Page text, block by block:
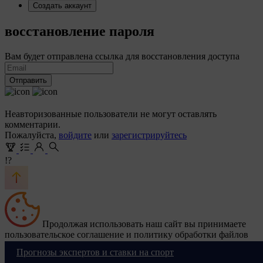
Создать аккаунт
восстановление пароля
Вам будет отправлена ссылка для восстановления доступа
Отправить
Неавторизованные пользователи не могут оставлять
комментарии.
Пожалуйста, войдите или зарегистрируйтесь
Прогнозы экспертов и ставки на спорт
!?
Продолжая использовать наш сайт вы принимаете
пользовательское соглашение и политику обработки файлов